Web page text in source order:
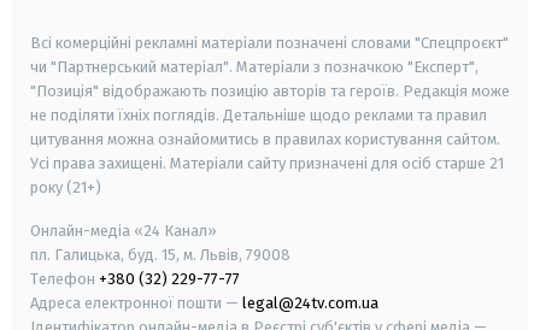
Всі комерційні рекламні матеріали позначені словами "Спецпроєкт"
чи "Партнерський матеріал". Матеріали з позначкою "Експерт",
"Позиція" відображають позицію авторів та героїв. Редакція може
не поділяти їхніх поглядів. Детальніше щодо реклами та правил
цитування можна ознайомитись в правилах користування сайтом.
Усі права захищені. Матеріали сайту призначені для осіб старше 21
року (21+)
Онлайн-медіа «24 Канал»
пл. Галицька, буд. 15, м. Львів, 79008
Телефон +380 (32) 229-77-77
Адреса електронної пошти — legal@24tv.com.ua